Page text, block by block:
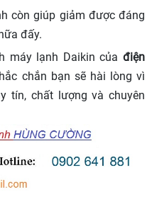
còn giúp giảm được đáng
đấy.
máy lạnh Daikin của điện
chắn bạn sẽ hài lòng vì
tín, chất lượng và chuyên